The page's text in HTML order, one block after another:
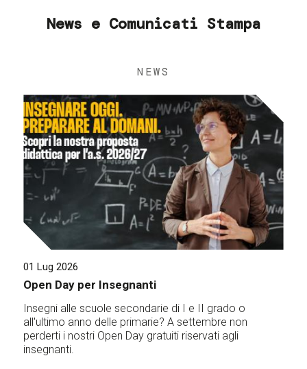
News e Comunicati Stampa
NEWS
01 Lug 2026
Open Day per Insegnanti
Insegni alle scuole secondarie di I e II grado o
all'ultimo anno delle primarie? A settembre non
perderti i nostri Open Day gratuiti riservati agli
insegnanti.